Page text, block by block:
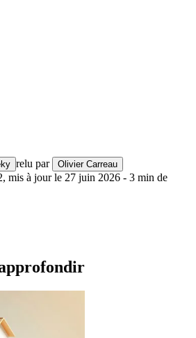
relu par Olivier Carreau
, mis à jour le 27 juin 2026 - 3 min de